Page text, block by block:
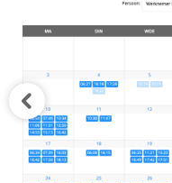
Vorige afbeelding